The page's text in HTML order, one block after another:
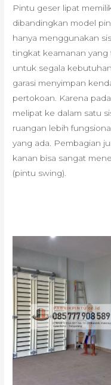
Pintu geser lipat
dibandingkan model
hanya menggunakan
tingkat keamanan
untuk segala
garasi menyimpan
pertokoan. Karena
melipat ke dalam satu
ruangan lebih
yang ada. Pembagian
kanan bisa sangat
(pintu swing).